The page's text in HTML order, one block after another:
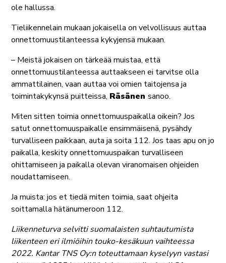
ole hallussa.
Tieliikennelain mukaan jokaisella on velvollisuus auttaa
onnettomuustilanteessa kykyjensä mukaan.
– Meistä jokaisen on tärkeää muistaa, että
onnettomuustilanteessa auttaakseen ei tarvitse olla
ammattilainen, vaan auttaa voi omien taitojensa ja
toimintakykynsä puitteissa, Räsänensanoo.
Miten sitten toimia onnettomuuspaikalla oikein? Jos
satut onnettomuuspaikalle ensimmäisenä, pysähdy
turvalliseen paikkaan, auta ja soita 112. Jos taas apu on jo
paikalla, keskity onnettomuuspaikan turvalliseen
ohittamiseen ja paikalla olevan viranomaisen ohjeiden
noudattamiseen.
Ja muista: jos et tiedä miten toimia, saat ohjeita
soittamalla hätänumeroon 112.
Liikenneturva selvitti suomalaisten suhtautumista
liikenteen eri ilmiöihin touko-kesäkuun vaihteessa
2022. Kantar TNS Oy:n toteuttamaan kyselyyn vastasi